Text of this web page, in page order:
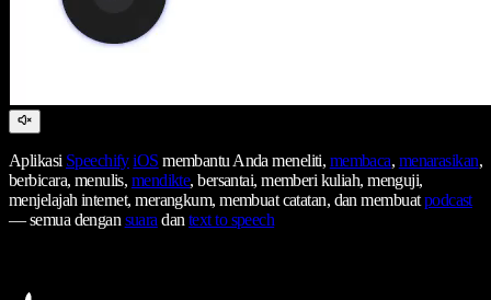
Aplikasi Speechify iOS membantu Anda meneliti, membaca, menarasikan,
berbicara, menulis, mendikte, bersantai, memberi kuliah, menguji,
menjelajah internet, merangkum, membuat catatan, dan membuatpodcast
— semua dengansuaradantext to speech